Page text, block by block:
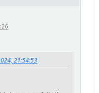
21:54:53